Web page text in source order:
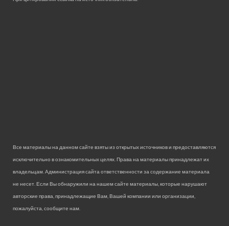
Все материалы на данном сайте взяты из открытых источников и предоставляются
исключительно в ознакомительных целях. Права на материалы принадлежат их
владельцам. Администрация сайта ответственности за содержание материала
не несет. Если Вы обнаружили на нашем сайте материалы, которые нарушают
авторские права, принадлежащие Вам, Вашей компании или организации,
пожалуйста, сообщите нам.